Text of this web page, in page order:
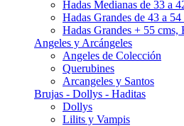
Hadas Medianas de 33 a
Hadas Grandes de 43 a 54
Hadas Grandes + 55 cms,
Angeles y Arcángeles
Angeles de Colección
Querubines
Arcangeles y Santos
Brujas - Dollys - Haditas
Dollys
Lilits y Vampis